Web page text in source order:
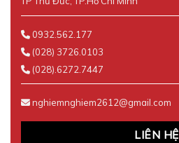
0932.562.177
(028) 3726.0103
(028).6272.7447
nghiemnghiem2612@gmail.com
LIÊN HỆ